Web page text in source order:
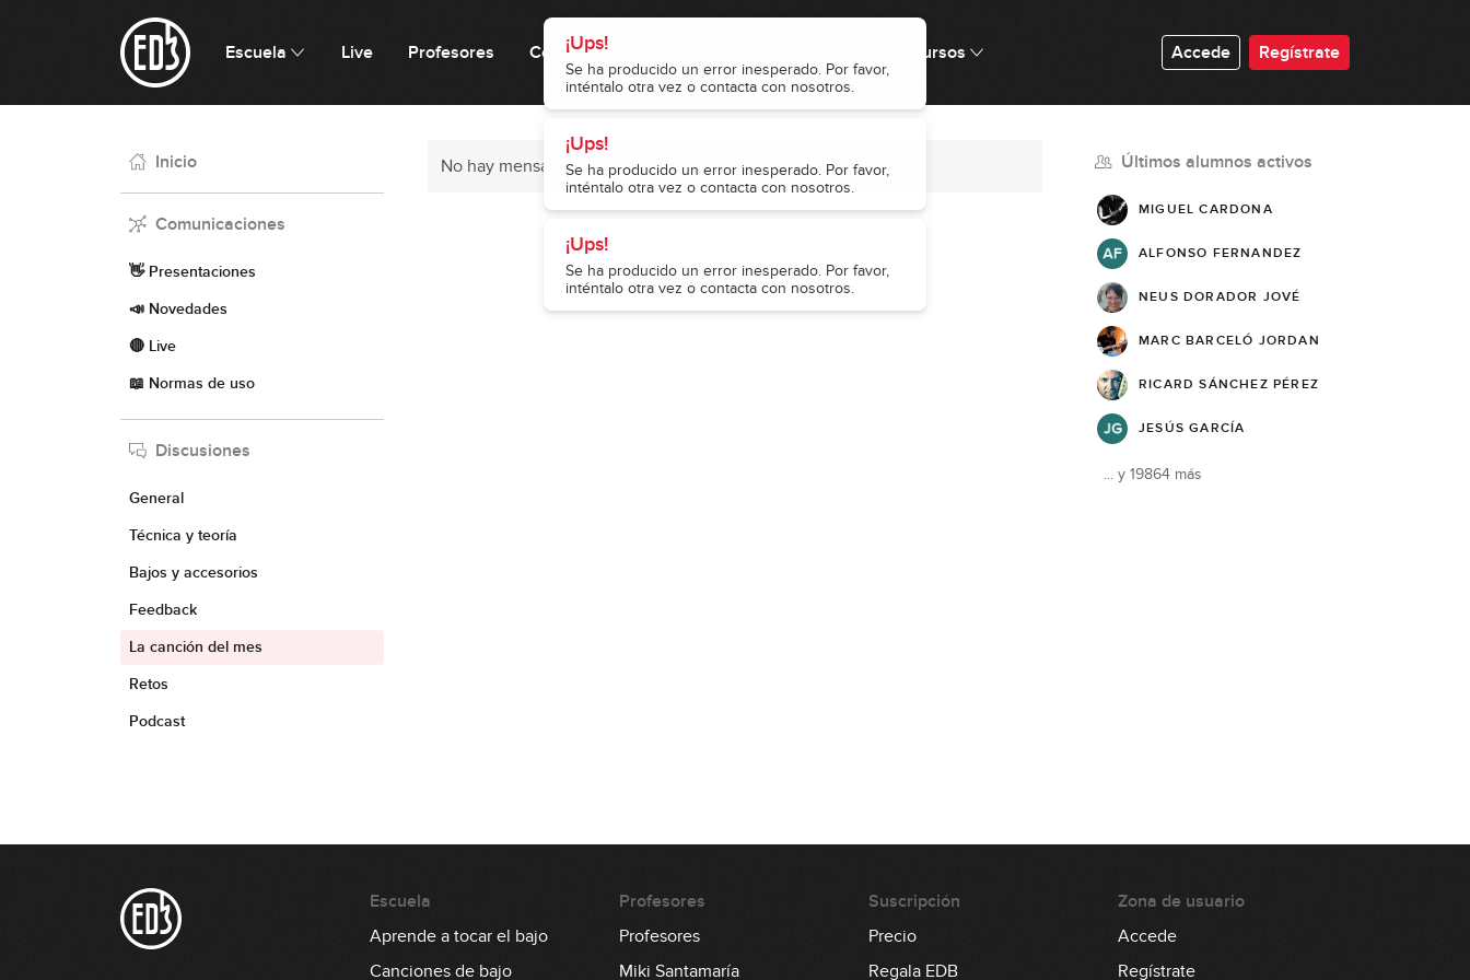
¡Ups!
Se ha producido un error inesperado. Por favor,
inténtalo otra vez o contacta con nosotros.
¡Ups!
Se ha producido un error inesperado. Por favor,
inténtalo otra vez o contacta con nosotros.
¡Ups!
Se ha producido un error inesperado. Por favor,
inténtalo otra vez o contacta con nosotros.
Escuela Live Profesores Cómo funciona Recursos Accede Regístrate
Inicio
Comunicaciones
👋 Presentaciones
📣 Novedades
🔴 Live
📖 Normas de uso
Discusiones
General
Técnica y teoría
Bajos y accesorios
Feedback
La canción del mes
Retos
Podcast
No hay mensajes Últimos alumnos activos
MIGUEL CARDONA
ALFONSO FERNANDEZ
NEUS DORADOR JOVÉ
MARC BARCELÓ JORDAN
RICARD SÁNCHEZ PÉREZ
JESÚS GARCÍA
... y 19864 más
Escuela
Aprende a tocar el bajo
Canciones de bajo
Profesores
Profesores
Miki Santamaría
Suscripción
Precio
Regala EDB
Zona de usuario
Accede
Regístrate